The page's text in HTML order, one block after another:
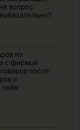
вопрос:
из
с фирмой
после
и
себя